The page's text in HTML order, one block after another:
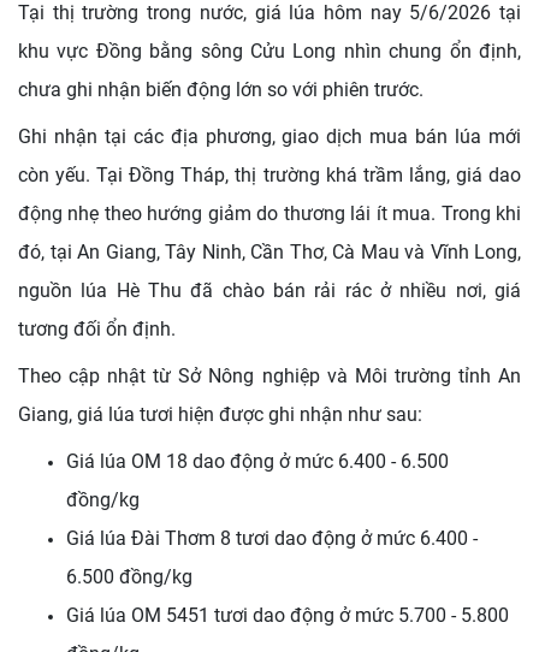
Tại thị trường trong nước, giá lúa hôm nay 5/6/2026 tại
khu vực Đồng bằng sông Cửu Long nhìn chung ổn định,
chưa ghi nhận biến động lớn so với phiên trước.
Ghi nhận tại các địa phương, giao dịch mua bán lúa mới
còn yếu. Tại Đồng Tháp, thị trường khá trầm lắng, giá dao
động nhẹ theo hướng giảm do thương lái ít mua. Trong khi
đó, tại An Giang, Tây Ninh, Cần Thơ, Cà Mau và Vĩnh Long,
nguồn lúa Hè Thu đã chào bán rải rác ở nhiều nơi, giá
tương đối ổn định.
Theo cập nhật từ Sở Nông nghiệp và Môi trường tỉnh An
Giang, giá lúa tươi hiện được ghi nhận như sau:
Giá lúa OM 18 dao động ở mức 6.400 - 6.500
đồng/kg
Giá lúa Đài Thơm 8 tươi dao động ở mức 6.400 -
6.500 đồng/kg
Giá lúa OM 5451 tươi dao động ở mức 5.700 - 5.800